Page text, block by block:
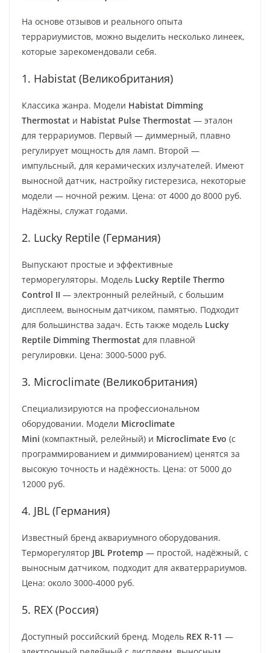
На основе отзывов и реального опыта
террариумистов, можно выделить несколько линеек,
которые зарекомендовали себя.
1. Habistat (Великобритания)
Классика жанра. Модели Habistat Dimming
Thermostat и Habistat Pulse Thermostat — эталон
для террариумов. Первый — диммерный, плавно
регулирует мощность для ламп. Второй —
импульсный, для керамических излучателей. Имеют
выносной датчик, настройку гистерезиса, некоторые
модели — ночной режим. Цена: от 4000 до 8000 руб.
Надёжны, служат годами.
2. Lucky Reptile (Германия)
Выпускают простые и эффективные
терморегуляторы. Модель Lucky Reptile Thermo
Control II — электронный релейный, с большим
дисплеем, выносным датчиком, памятью. Подходит
для большинства задач. Есть также модель Lucky
Reptile Dimming Thermostat для плавной
регулировки. Цена: 3000-5000 руб.
3. Microclimate (Великобритания)
Специализируются на профессиональном
оборудовании. Модели Microclimate
Mini (компактный, релейный) и Microclimate Evo (с
программированием и диммированием) ценятся за
высокую точность и надёжность. Цена: от 5000 до
12000 руб.
4. JBL (Германия)
Известный бренд аквариумного оборудования.
Терморегулятор JBL Protemp — простой, надёжный, с
выносным датчиком, подходит для акватеррариумов.
Цена: около 3000-4000 руб.
5. REX (Россия)
Доступный российский бренд. Модель REX R-11 —